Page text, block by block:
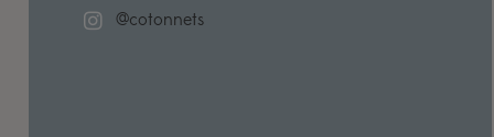
@cotonnets